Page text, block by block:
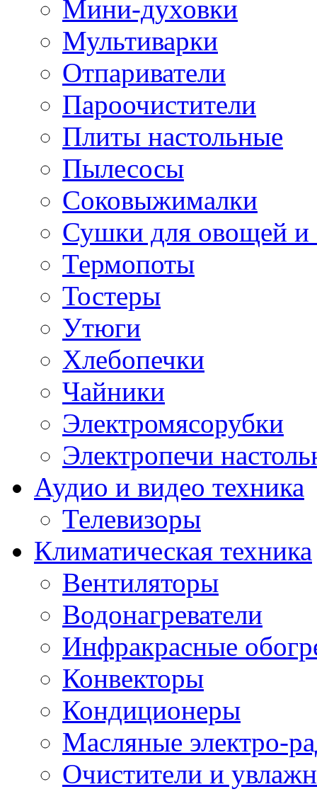
Мини-духовки
Мультиварки
Отпариватели
Пароочистители
Плиты настольные
Пылесосы
Соковыжималки
Сушки для овощей и
Термопоты
Тостеры
Утюги
Хлебопечки
Чайники
Электромясорубки
Электропечи
Аудио и видео техника
Телевизоры
Климатическая техника
Вентиляторы
Водонагреватели
Инфракрасные
Конвекторы
Кондиционеры
Масляные электро-
Очистители и